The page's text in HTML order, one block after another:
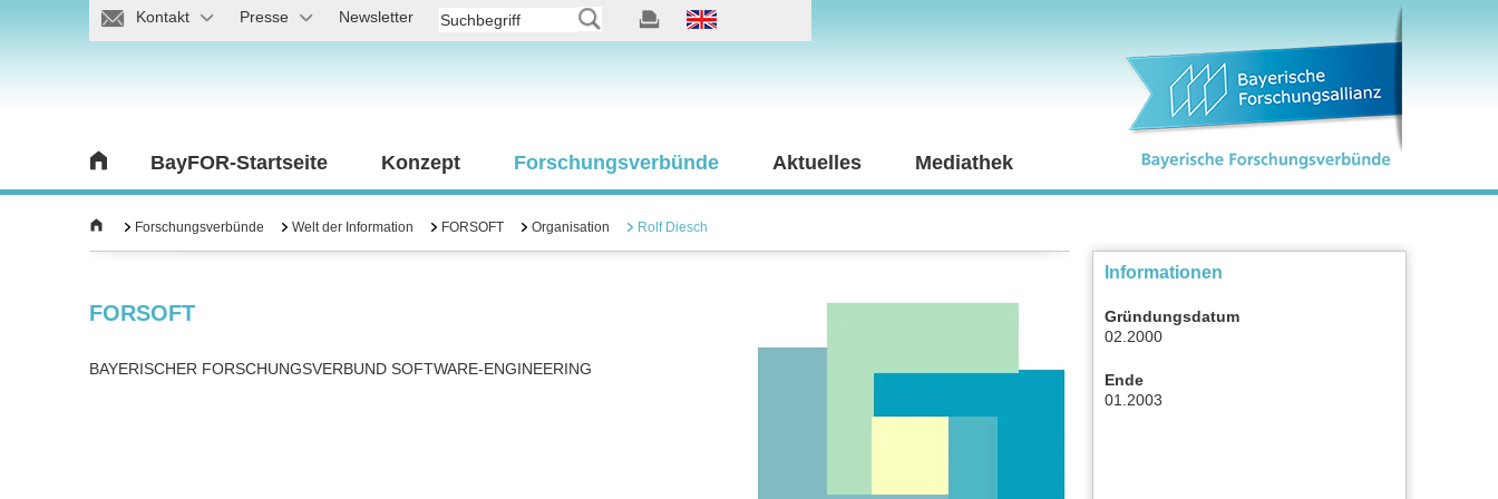
Kontakt Presse Newsletter
BayFOR-Startseite Konzept Forschungsverbünde Aktuelles Mediathek
Forschungsverbünde Welt der Information FORSOFT Organisation Rolf Diesch
FORSOFT
BAYERISCHER FORSCHUNGSVERBUND SOFTWARE-ENGINEERING
Informationen
Gründungsdatum
02.2000
Ende
01.2003